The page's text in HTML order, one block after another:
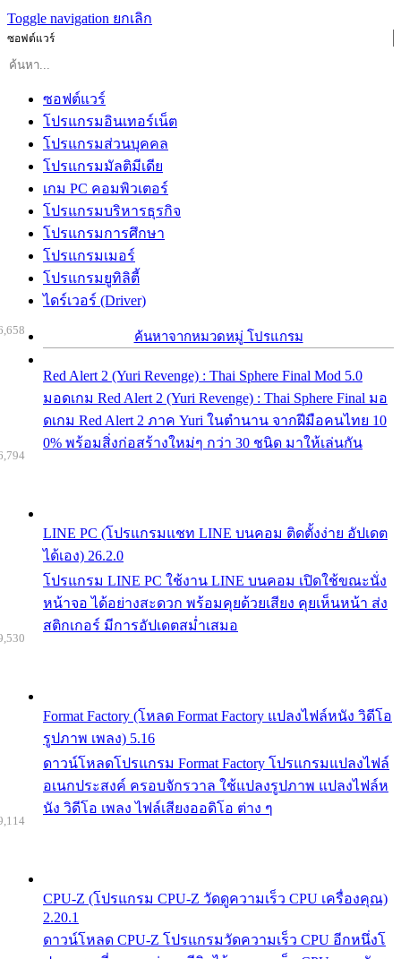
Toggle navigation ยกเลิก
ซอฟต์แวร์
ซอฟต์แวร์
โปรแกรมอินเทอร์เน็ต
โปรแกรมส่วนบุคคล
โปรแกรมมัลติมีเดีย
เกม PC คอมพิวเตอร์
โปรแกรมบริหารธุรกิจ
โปรแกรมการศึกษา
โปรแกรมเมอร์
โปรแกรมยูทิลิตี้
ไดร์เวอร์ (Driver)
ค้นหาจากหมวดหมู่ โปรแกรม
Red Alert 2 (Yuri Revenge) : Thai Sphere Final Mod 5.0
มอดเกม Red Alert 2 (Yuri Revenge) : Thai Sphere Final มอ
ดเกม Red Alert 2 ภาค Yuri ในตำนาน จากฝีมือคนไทย 10
0% พร้อมสิ่งก่อสร้างใหม่ๆ กว่า 30 ชนิด มาให้เล่นกัน
LINE PC (โปรแกรมแชท LINE บนคอม ติดตั้งง่าย อัปเดต
ได้เอง) 26.2.0
โปรแกรม LINE PC ใช้งาน LINE บนคอม เปิดใช้ขณะนั่ง
หน้าจอ ได้อย่างสะดวก พร้อมคุยด้วยเสียง คุยเห็นหน้า ส่ง
สติกเกอร์ มีการอัปเดตสม่ำเสมอ
Format Factory (โหลด Format Factory แปลงไฟล์หนัง วิดีโอ
รูปภาพ เพลง) 5.16
ดาวน์โหลดโปรแกรม Format Factory โปรแกรมแปลงไฟล์
อเนกประสงค์ ครอบจักรวาล ใช้แปลงรูปภาพ แปลงไฟล์ห
นัง วิดีโอ เพลง ไฟล์เสียงออดิโอ ต่าง ๆ
CPU-Z (โปรแกรม CPU-Z วัดดูความเร็ว CPU เครื่องคุณ)
2.20.1
ดาวน์โหลด CPU-Z โปรแกรมวัดความเร็ว CPU อีกหนึ่งโ